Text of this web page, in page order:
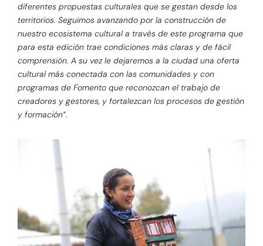
diferentes propuestas culturales que se gestan desde los
territorios. Seguimos avanzando por la construcción de
nuestro ecosistema cultural a través de este programa que
para esta edición trae condiciones más claras y de fácil
comprensión. A su vez le dejaremos a la ciudad una oferta
cultural más conectada con las comunidades y con
programas de Fomento que reconozcan el trabajo de
creadores y gestores, y fortalezcan los procesos de gestión
y formación”.